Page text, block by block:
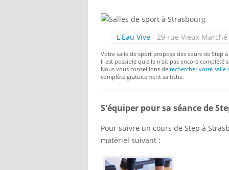
L'Eau Vive - 29 rue Vieux Marché
Votre salle de sport propose des cours de Step
Il est possible qu'elle n'ait pas encore complété
Nous vous conseillons de rechercher votre
complète gratuitement sa fiche.
S'équiper pour sa séance de
Pour suivre un cours de Step à
matériel suivant :